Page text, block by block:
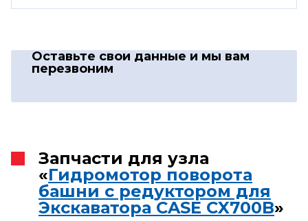
Оставьте свои данные и мы вам
перезвоним
Запчасти для узла
«Гидромотор поворота
башни с редуктором для
Экскаватора CASE CX700B»